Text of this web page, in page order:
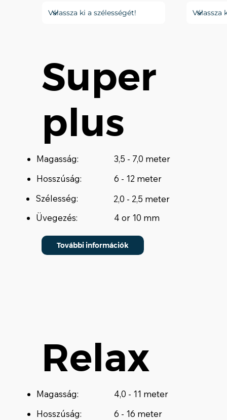
Super
plus
Magasság:
3,5 - 7,0 meter
Hosszúság:
6 - 12 meter
Szélesség:
2,0 - 2,5 meter
Üvegezés:
4 or 10 mm
További információk
Relax
Magasság:
4,0 - 11 meter
Hosszúság:
6 - 16 meter